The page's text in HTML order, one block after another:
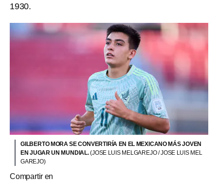
1930.
GILBERTO MORA SE CONVERTIRÍA EN EL MEXICANO MÁS JOVEN
EN JUGAR UN MUNDIAL.(JOSE LUIS MELGAREJO / JOSE LUIS MEL
GAREJO)
Compartir en